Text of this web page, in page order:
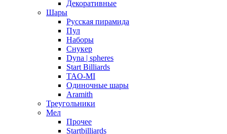
Декоративные
Шары
Русская пирамида
Пул
Наборы
Снукер
Dyna | spheres
Start Billiards
TAO-MI
Одиночные шары
Aramith
Треугольники
Мел
Прочее
Startbilliards